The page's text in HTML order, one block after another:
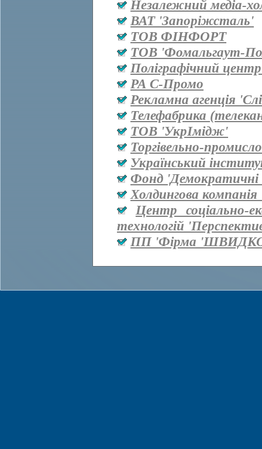
Незалежний медіа-
ВАТ 'Запоріжсталь'
ТОВ ФІНФОРТ
ТОВ 'Фомальгаут-
Поліграфічний
РА С-Промо
Рекламна агенція
Телефабрика
ТОВ 'УкрІмідж'
Торгівельно-
Український
Фонд 'Демократичні
Холдингова
Центр соціально-
технологій
ПП 'Фірма